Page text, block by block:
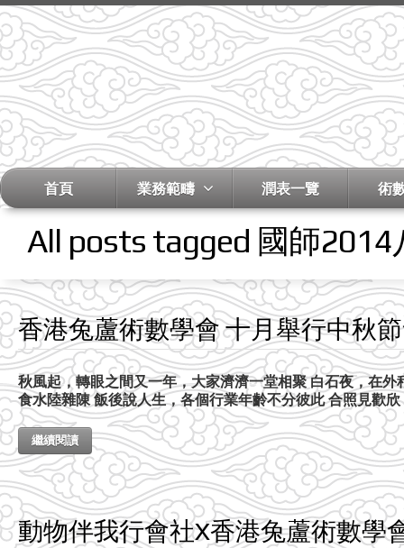
首頁 業務範疇 潤表一覽 術
All posts tagged 國師
香港兔蘆術數學會 十月舉行中秋
秋風起，轉眼之間又一年，大家濟濟一堂相聚 白石夜，在
食水陸雜陳 飯後說人生，各個行業年齡不分彼此 合照見歡
繼續閱讀
動物伴我行會社X香港兔蘆術數學